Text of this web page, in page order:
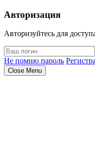
Авторизация
Авторизуйтесь для
Не помню пароль
Close Menu